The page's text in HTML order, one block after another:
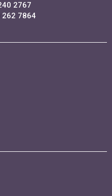
2767
262 7864